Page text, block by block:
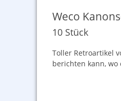
Weco
10 Stück
Toller Retroartikel
berichten kann, wo